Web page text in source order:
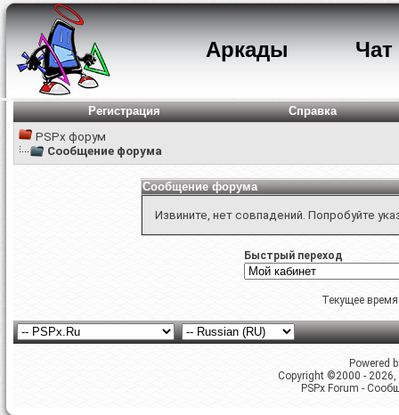
Аркады Чат
Регистрация
Справка
PSPx форум
Сообщение форума
Сообщение форума
Извините, нет совпадений. Попробуйте
Быстрый переход
Текущее
Powered
Copyright ©2000 -
PSPx Forum -